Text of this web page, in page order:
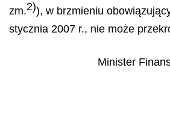
zm.2)), w brzmieniu
stycznia 2007 r., nie może
Minister